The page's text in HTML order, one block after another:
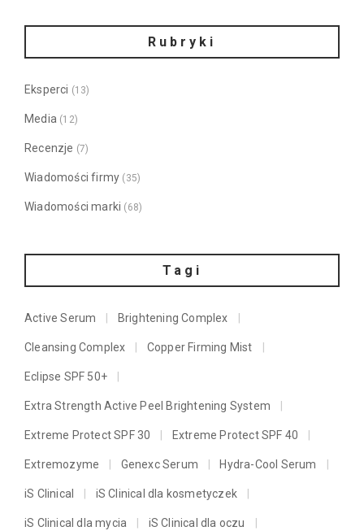
Rubryki
Eksperci (13)
Media (12)
Recenzje (7)
Wiadomości firmy (35)
Wiadomości marki (68)
Tagi
Active Serum Brightening Complex
Cleansing Complex Copper Firming Mist
Eclipse SPF 50+
Extra Strength Active Peel Brightening System
Extreme Protect SPF 30 Extreme Protect SPF 40
Extremozyme Genexc Serum Hydra-Cool Serum
iS Clinical iS Clinical dla kosmetyczek
iS Clinical dla mycia iS Clinical dla oczu